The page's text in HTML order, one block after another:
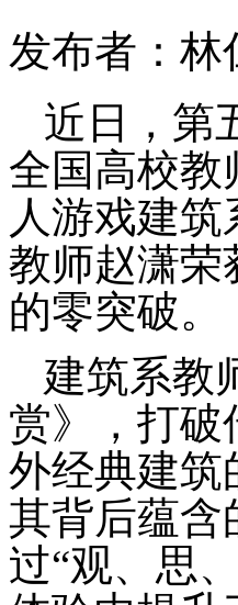
发布者：林
近日，第
全国高校教
人游戏建
教师赵潇荣
的零突破。
建筑系教
赏》，打破
外经典建筑
其背后蕴含
过“观、思